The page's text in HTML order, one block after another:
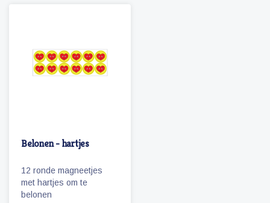
Belonen - hartjes
12 ronde magneetjes
met hartjes om te
belonen